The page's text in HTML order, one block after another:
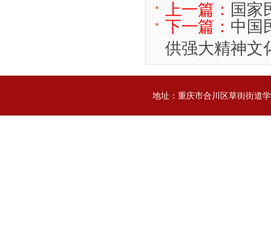
上一篇： 国家
下一篇： 中国
供强大精神
地址：重庆市合川区草街街道